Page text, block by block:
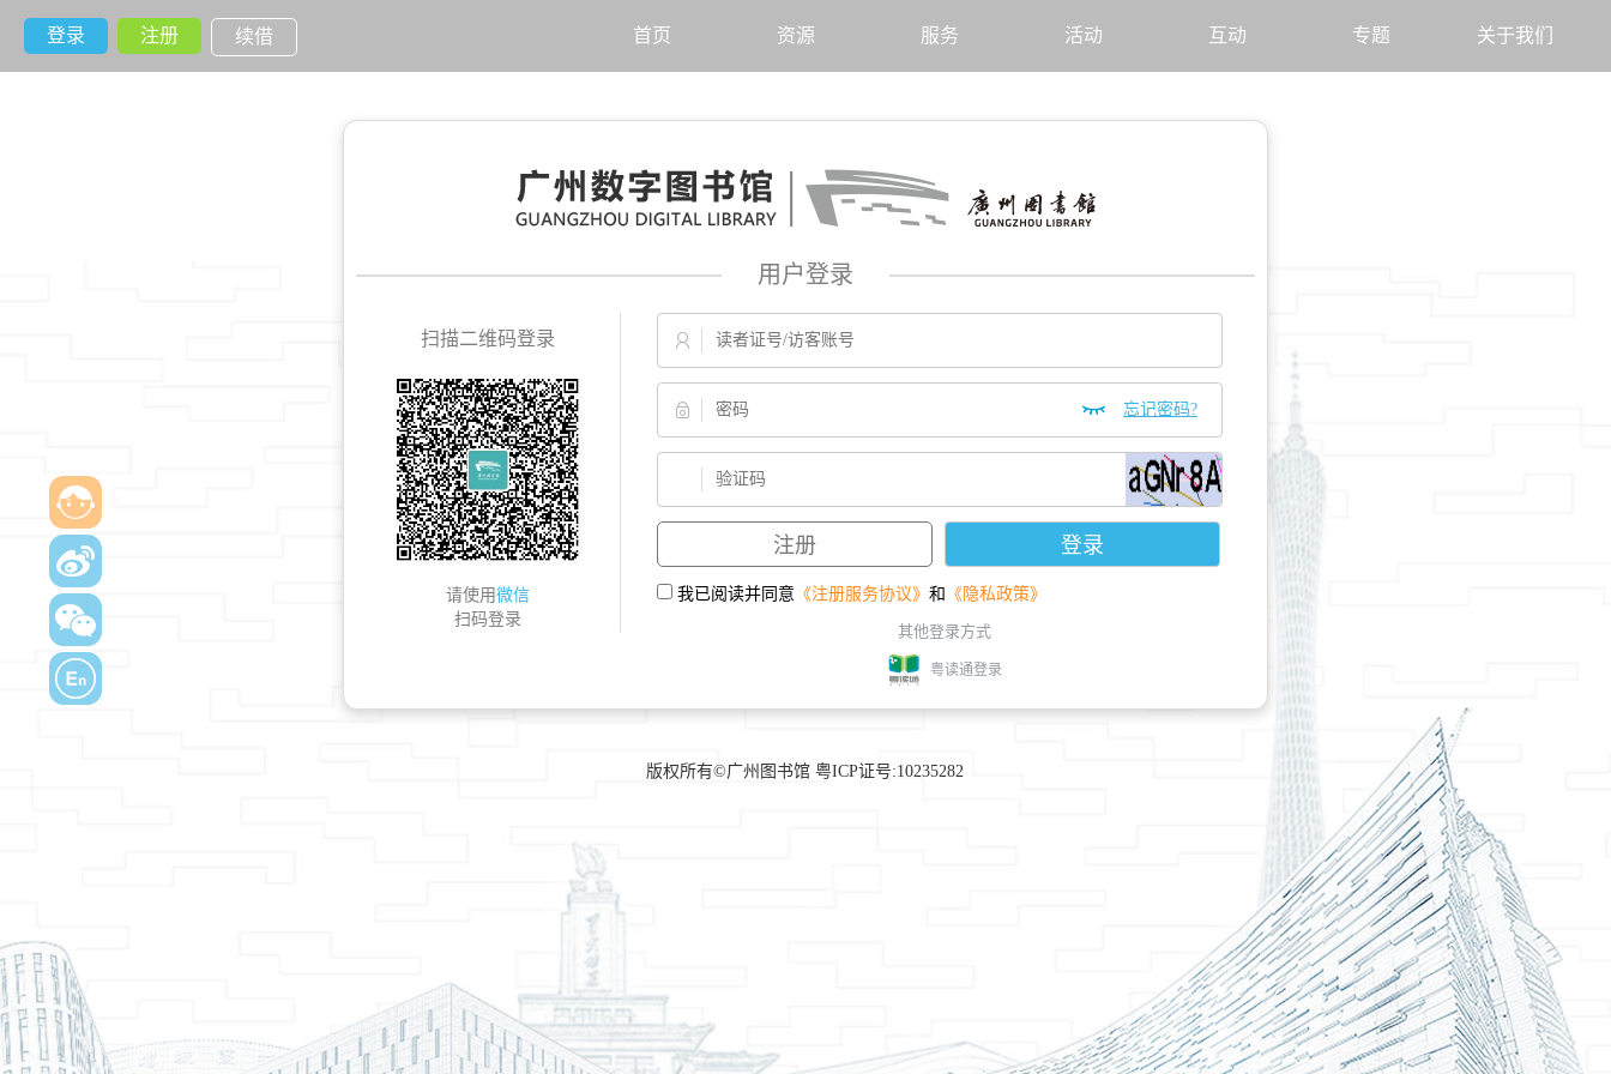
用户登录
扫描二维码登录
请使用微信
扫码登录
忘记密码?
我已阅读并同意 《注册服务协议》 和 《隐私政策》
其他登录方式
粤读通登录
登录 注册 续借 首页 资源 服务 活动 互动 专题 关于我们
版权所有©广州图书馆 粤ICP证号:10235282